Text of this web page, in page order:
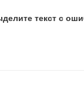
текст с